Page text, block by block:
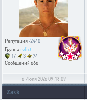
Репутация-2440
Группа relict
17
3
74
Сообщений 666
6 Июля 2026 09:18:09
Zakk